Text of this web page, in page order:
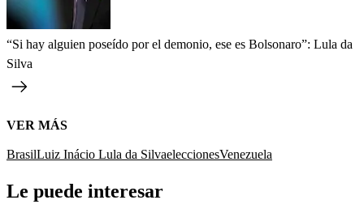
“Si hay alguien poseído por el demonio, ese es Bolsonaro”: Lula da
Silva
VER MÁS
BrasilLuiz Inácio Lula da SilvaeleccionesVenezuela
Le puede interesar